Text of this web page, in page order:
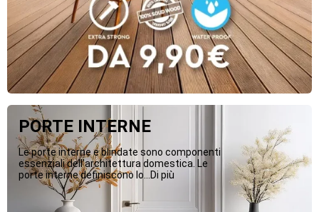
PORTE INTERNE
Le porte interne e blindate sono componenti
essenziali dell’architettura domestica. Le
porte interne definiscono lo...Di più